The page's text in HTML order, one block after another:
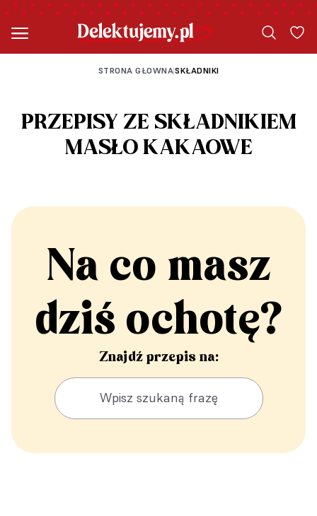
STRONA GŁOWNA|SKŁADNIKI
PRZEPISY ZE SKŁADNIKIEM
MASŁO KAKAOWE
Na co masz
dziś ochotę?
Znajdź przepis na: